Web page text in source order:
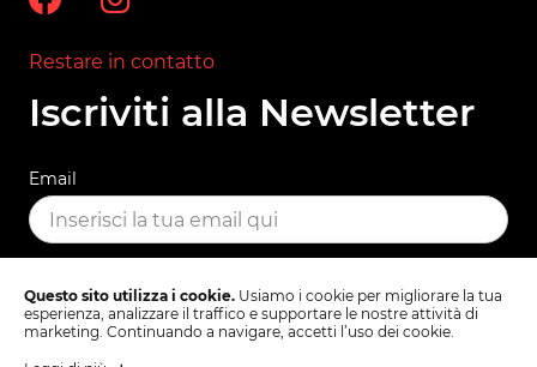
Restare in contatto
Iscriviti alla Newsletter
Email
ISCRIVITI
Questo sito utilizza i cookie. Usiamo i cookie per migliorare la tua
esperienza, analizzare il traffico e supportare le nostre attività di
marketing. Continuando a navigare, accetti l’uso dei cookie.